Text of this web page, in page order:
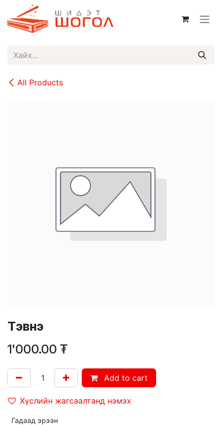
Skip to Content
All Products
Тэвнэ
1'000.00 ₮
Add to cart
Хүслийн жагсаалтанд нэмэх
Гадаад эрээн